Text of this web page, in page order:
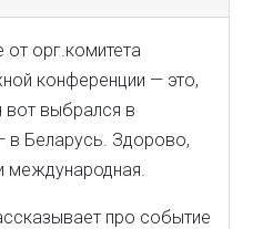
от орг.комитета
конференции — это,
вот выбрался в
в Беларусь. Здорово,
международная.
про событие